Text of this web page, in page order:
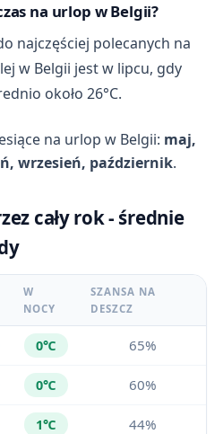
na urlop w Belgii?
najczęściej polecanych na
w Belgii jest w lipcu, gdy
około 26°C.
na urlop w Belgii: maj,
wrzesień, październik.
cały rok - średnie
W
NOCY
SZANSA NA
DESZCZ
0℃ 65%
0℃ 60%
1℃ 44%